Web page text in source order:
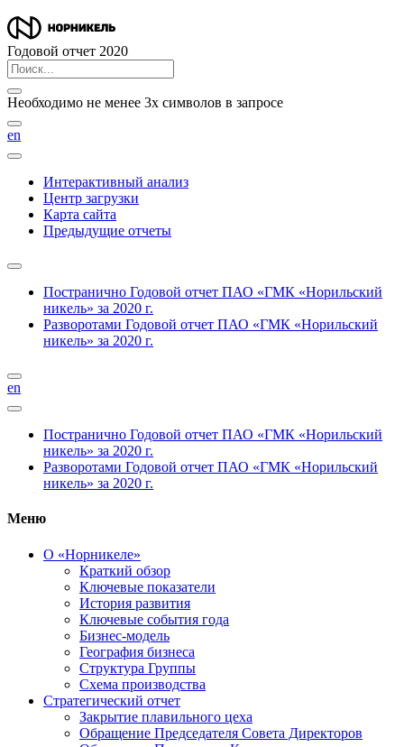
Годовой отчет 2020
Необходимо не менее 3х символов в запросе
en
Интерактивный анализ
Центр загрузки
Карта сайта
Предыдущие отчеты
Постранично Годовой отчет ПАО «ГМК «Норильский
никель» за 2020 г.
Разворотами Годовой отчет ПАО «ГМК «Норильский
никель» за 2020 г.
en
Постранично Годовой отчет ПАО «ГМК «Норильский
никель» за 2020 г.
Разворотами Годовой отчет ПАО «ГМК «Норильский
никель» за 2020 г.
Меню
О «Норникеле»
Краткий обзор
Ключевые показатели
История развития
Ключевые события года
Бизнес-модель
География бизнеса
Структура Группы
Схема производства
Стратегический отчет
Закрытие плавильного цеха
Обращение Председателя Совета Директоров